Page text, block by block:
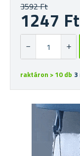
3592 Ft
1247 Ft
raktáron > 10 db